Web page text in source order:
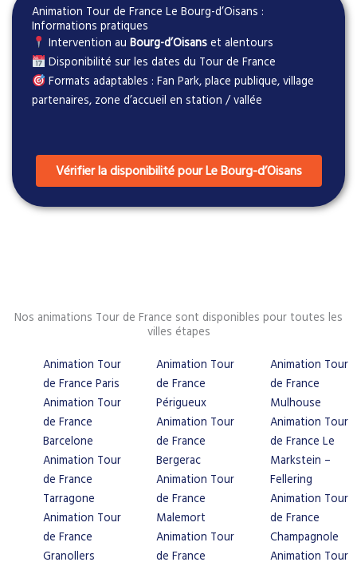
Animation Tour de France Le Bourg-d’Oisans :
Informations pratiques
Intervention au Bourg-d’Oisanset alentours
Disponibilité sur les dates du Tour de France
Formats adaptables : Fan Park, place publique, village
partenaires, zone d’accueil en station / vallée
Vérifier la disponibilité pour Le Bourg-d’Oisans
Nos animations Tour de France sont disponibles pour toutes les
villes étapes
Animation Tour
de France Paris
Animation Tour
de France
Barcelone
Animation Tour
de France
Tarragone
Animation Tour
de France
Granollers
Animation Tour
de France
Périgueux
Animation Tour
de France
Bergerac
Animation Tour
de France
Malemort
Animation Tour
de France
Animation Tour
de France
Mulhouse
Animation Tour
de France Le
Markstein –
Fellering
Animation Tour
de France
Champagnole
Animation Tour